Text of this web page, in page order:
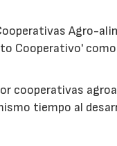
Agro-
Cooperativo'
cooperativas
tiempo al